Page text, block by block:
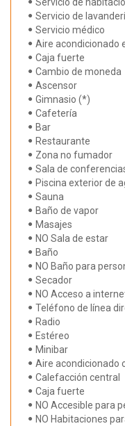
Servicio de
Servicio médico
Aire acondicionado
Caja fuerte
Cambio de moneda
Ascensor
Gimnasio (*)
Cafetería
Bar
Restaurante
Zona no fumador
Sala de
Piscina exterior de
Sauna
Baño de vapor
Masajes
NO Sala de estar
Baño
NO Baño para
Secador
NO Acceso a
Teléfono de línea
Radio
Estéreo
Minibar
Aire acondicionado
Calefacción central
Caja fuerte
NO Accesible para
NO Habitaciones